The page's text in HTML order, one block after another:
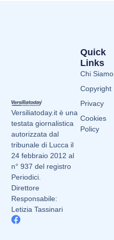
Versiliatoday.it è una
testata giornalistica
autorizzata dal
tribunale di Lucca il
24 febbraio 2012 al
n° 937 del registro
Periodici.
Direttore
Responsabile:
Letizia Tassinari
Quick
Links
Chi Siamo
Copyright
Privacy
Cookies
Policy